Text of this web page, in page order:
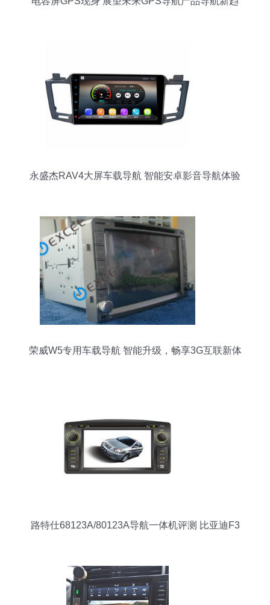
永盛杰RAV4大屏车载导航 智能安卓影音导航体验
荣威W5专用车载导航 智能升级，畅享3G互联新体
路特仕68123A/80123A导航一体机评测 比亚迪F3